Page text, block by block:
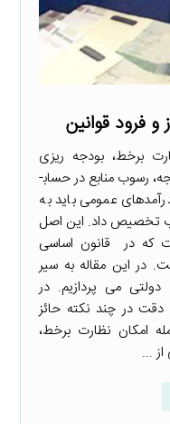
فرود قوانین
برخط، بودجه ­ریزی
عملیاتی و شفاف، جلوگیری از کسر بودجه، رسوب منابع در حساب­
عمومی باید به
تخصیص داد. این اصل
که در قانون اساسی
در این مقاله به سیر
می­ پردازیم. در
دقت در چند نکته حائز
امکان نظارت برخط،
...